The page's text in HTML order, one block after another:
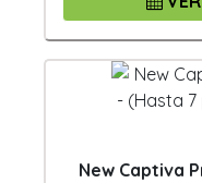
New Captiva